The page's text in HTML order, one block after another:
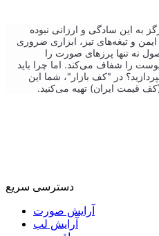
به این سادگی و ارزانی نبوده
ایمن و تیغه‌های تیز، ابزاری ضروری
نه تنها پرزهای صورت را
پوست را شفاف می‌کند. اما چرا باید
در "کف بازار"، شما این
قیمت ایران) تهیه می‌کنید.
دسترسی سریع
آرایش صورت
آرایش لب